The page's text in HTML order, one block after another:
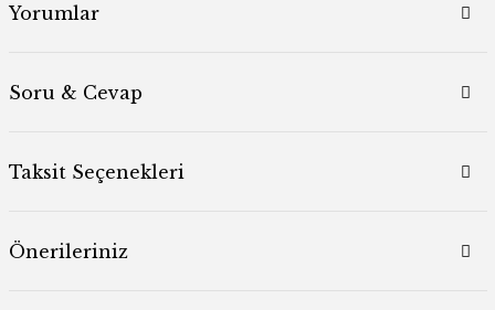
Yorumlar
Soru & Cevap
Taksit Seçenekleri
Önerileriniz